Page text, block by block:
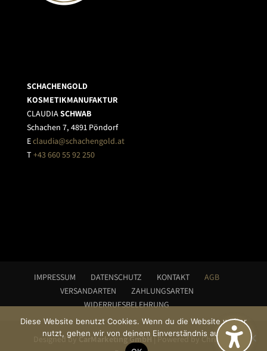
SCHACHENGOLD
KOSMETIKMANUFAKTUR
CLAUDIASCHWAB
Schachen 7, 4891 Pöndorf
Eclaudia@schachengold.at
T+43 660 55 92 250
IMPRESSUM DATENSCHUTZ KONTAKT
AGB
VERSANDARTEN
ZAHLUNGSARTEN
WIDERRUFSBELEHRUNG
Designed byCarMarketing GmbH | Powered by Christian
Diese Website benutzt Cookies. Wenn du die Website weiter
nutzt, gehen wir von deinem Einverständnis aus.